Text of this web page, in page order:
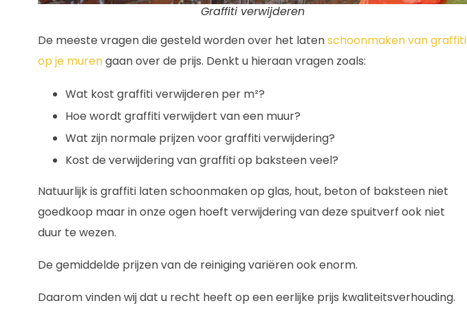
Graffiti verwijderen
De meeste vragen die gesteld worden over het latenschoonmaken van graffiti
op je murengaan over de prijs. Denkt u hieraan vragen zoals:
Wat kost graffiti verwijderen per m²?
Hoe wordt graffiti verwijdert van een muur?
Wat zijn normale prijzen voor graffiti verwijdering?
Kost de verwijdering van graffiti op baksteen veel?
Natuurlijk is graffiti laten schoonmaken op glas, hout, beton of baksteen niet
goedkoop maar in onze ogen hoeft verwijdering van deze spuitverf ook niet
duur te wezen.
De gemiddelde prijzen van de reiniging variëren ook enorm.
Daarom vinden wij dat u recht heeft op een eerlijke prijs kwaliteitsverhouding.